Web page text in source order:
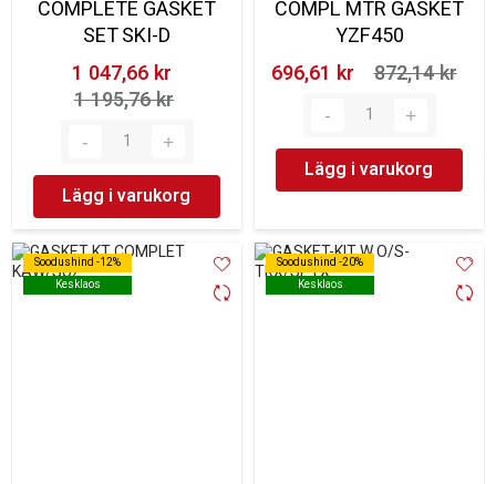
COMPLETE GASKET
SET SKI-D
1 047,66 kr‎
1 195,76 kr‎
Lägg i varukorg
COMPL MTR GASKET
YZF450
696,61 kr‎
872,14 kr‎
Lägg i varukorg
Soodushind -12%
Kesklaos
Soodushind -12%
Kesklaos
Soodushind -20%
Kesklaos
Soodushind -20%
Kesklaos